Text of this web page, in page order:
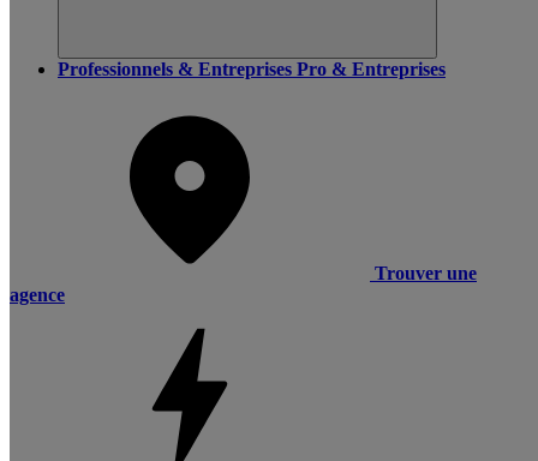
Professionnels & Entreprises Pro & Entreprises
Trouver une
agence